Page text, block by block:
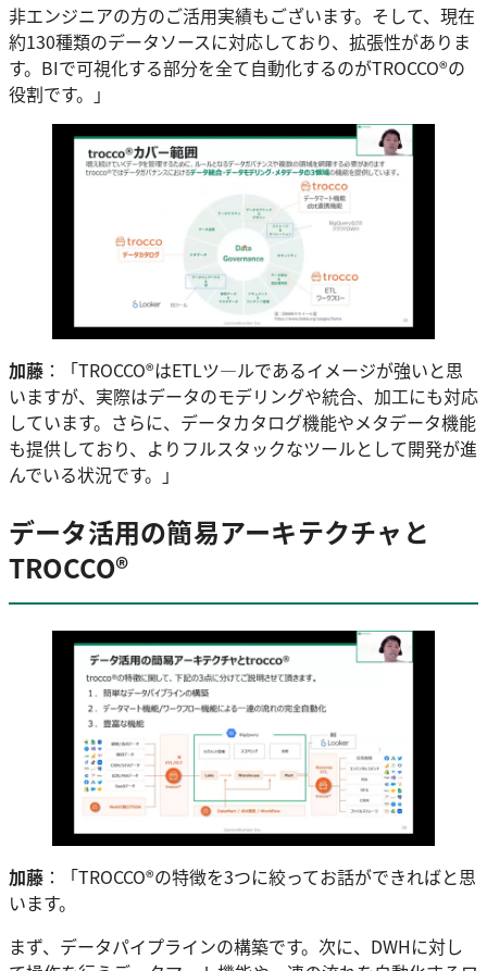
非エンジニアの方のご活用実績もございます。そして、現在
約130種類のデータソースに対応しており、拡張性がありま
す。BIで可視化する部分を全て自動化するのがTROCCO®の
役割です。」
加藤 ：「TROCCO®はETLツ―ルであるイメージが強いと思
いますが、実際はデータのモデリングや統合、加工にも対応
しています。さらに、データカタログ機能やメタデータ機能
も提供しており、よりフルスタックなツールとして開発が進
んでいる状況です。」
データ活用の簡易アーキテクチャと
TROCCO®
加藤 ：「TROCCO®の特徴を3つに絞ってお話ができればと思
います。
まず、データパイプラインの構築です。次に、DWHに対し